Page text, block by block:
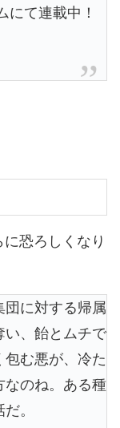
て連載中！
恐ろしくなり
に対する帰属
い、飴とムチで
む悪が、冷た
なのね。ある種
。